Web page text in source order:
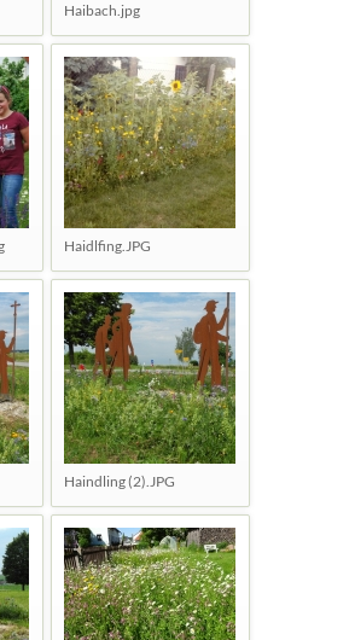
Haibach.jpg
Haidlfing.JPG
Haindling (2).JPG